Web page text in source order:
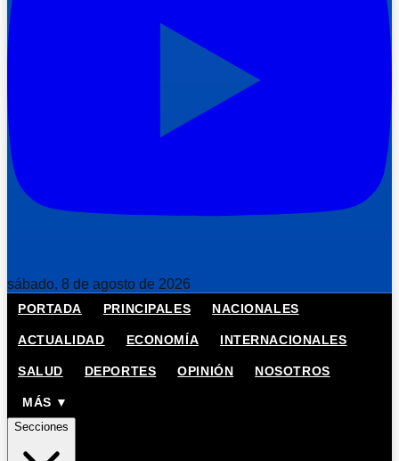
sábado, 8 de agosto de 2026
PORTADA PRINCIPALES NACIONALES
ACTUALIDAD ECONOMÍA INTERNACIONALES
SALUD DEPORTES OPINIÓN NOSOTROS
MÁS ▼
Secciones